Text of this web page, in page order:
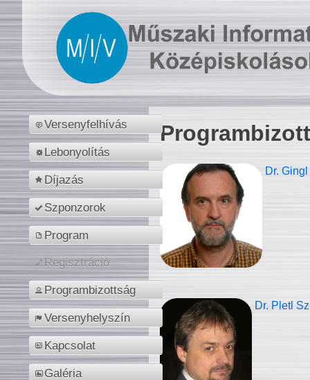
Versenyfelhívás
Lebonyolítás
Díjazás
Szponzorok
Program
Regisztráció
Programbizottság
Versenyhelyszín
Kapcsolat
Galéria
Dr.
Dr. Pletl